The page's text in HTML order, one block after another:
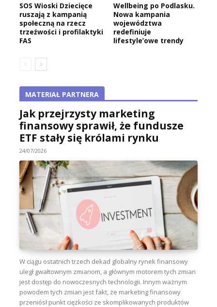
SOS Wioski Dziecięce
ruszają z kampanią
społeczną na rzecz
trzeźwości i profilaktyki
FAS
Wellbeing po Podlasku.
Nowa kampania
województwa
redefiniuje
lifestyle’owe trendy
MATERIAŁ PARTNERA
Jak przejrzysty marketing
finansowy sprawił, że fundusze
ETF stały się królami rynku
24/07/2026
W ciągu ostatnich trzech dekad globalny rynek finansowy
uległ gwałtownym zmianom, a głównym motorem tych zmian
jest dostęp do nowoczesnych technologii. Innym ważnym
powodem tych zmian jest fakt, że marketing finansowy
przeniósł punkt ciężkości ze skomplikowanych produktów